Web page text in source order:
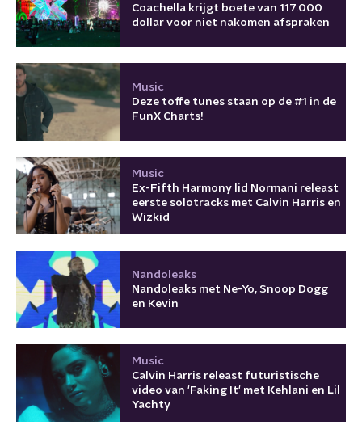
Coachella krijgt boete van 117.000
dollar voor niet nakomen afspraken
Music
Deze toffe tunes staan op de #1 in de
FunX Charts!
Music
Ex-Fifth Harmony lid Normani releast
eerste solotracks met Calvin Harris en
Wizkid
Nandoleaks
Nandoleaks met Ne-Yo, Snoop Dogg
en Kevin
Music
Calvin Harris releast futuristische
video van 'Faking It' met Kehlani en Lil
Yachty